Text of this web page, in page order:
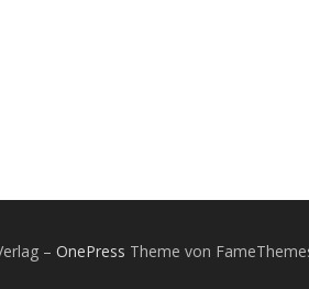
– OnePress Theme von